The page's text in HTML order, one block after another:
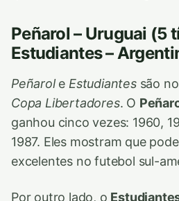
Peñarol – Uruguai (5
Estudiantes –
Peñarole Estudiantessão
Copa Libertadores. O
ganhou cinco vezes: 1960,
1987. Eles mostram que
excelentes no futebol sul-
Por outro lado, o